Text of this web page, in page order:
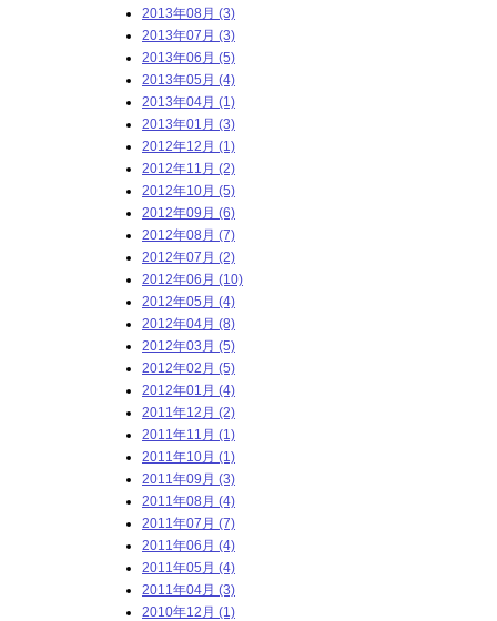
2013年08月 (3)
2013年07月 (3)
2013年06月 (5)
2013年05月 (4)
2013年04月 (1)
2013年01月 (3)
2012年12月 (1)
2012年11月 (2)
2012年10月 (5)
2012年09月 (6)
2012年08月 (7)
2012年07月 (2)
2012年06月 (10)
2012年05月 (4)
2012年04月 (8)
2012年03月 (5)
2012年02月 (5)
2012年01月 (4)
2011年12月 (2)
2011年11月 (1)
2011年10月 (1)
2011年09月 (3)
2011年08月 (4)
2011年07月 (7)
2011年06月 (4)
2011年05月 (4)
2011年04月 (3)
2010年12月 (1)